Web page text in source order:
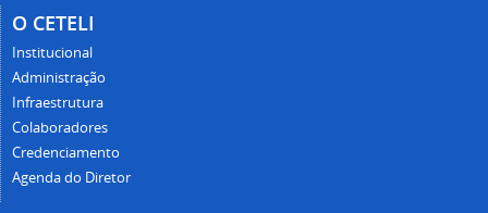
O CETELI
Institucional
Administração
Infraestrutura
Colaboradores
Credenciamento
Agenda do Diretor